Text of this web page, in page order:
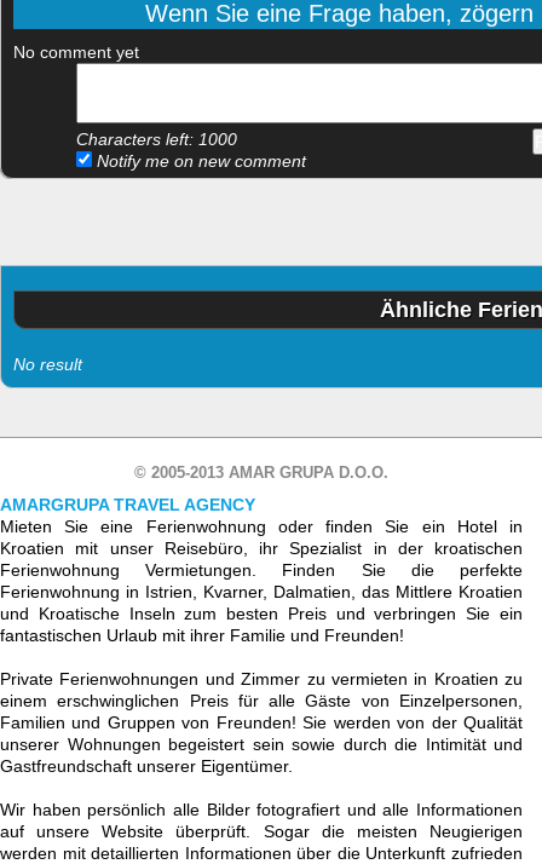
Wenn Sie eine Frage haben,
No comment yet
Characters left: 1000
Notify me on new comment
Ähnliche
No result
© 2005-2013 AMAR GRUPA D.O.O.
AMARGRUPA TRAVEL AGENCY
Mieten Sie eine Ferienwohnung oder finden Sie ein Hotel in
Kroatien mit unser Reisebüro, ihr Spezialist in der kroatischen
Ferienwohnung Vermietungen. Finden Sie die perfekte
Ferienwohnung in Istrien, Kvarner, Dalmatien, das Mittlere Kroatien
und Kroatische Inseln zum besten Preis und verbringen Sie ein
fantastischen Urlaub mit ihrer Familie und Freunden!
Private Ferienwohnungen und Zimmer zu vermieten in Kroatien zu
einem erschwinglichen Preis für alle Gäste von Einzelpersonen,
Familien und Gruppen von Freunden! Sie werden von der Qualität
unserer Wohnungen begeistert sein sowie durch die Intimität und
Gastfreundschaft unserer Eigentümer.
Wir haben persönlich alle Bilder fotografiert und alle Informationen
auf unsere Website überprüft. Sogar die meisten Neugierigen
werden mit detaillierten Informationen über die Unterkunft zufrieden